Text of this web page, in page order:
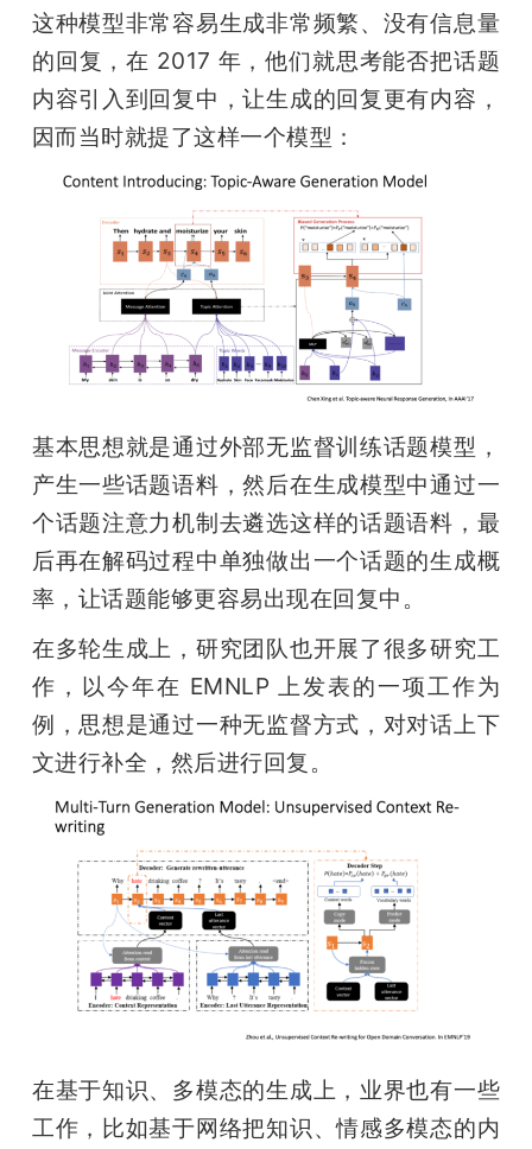
这种模型非常容易生成非常频繁、没有信息量
的回复，在 2017 年，他们就思考能否把话题
内容引入到回复中，让生成的回复更有内容，
因而当时就提了这样一个模型：
基本思想就是通过外部无监督训练话题模型，
产生一些话题语料，然后在生成模型中通过一
个话题注意力机制去遴选这样的话题语料，最
后再在解码过程中单独做出一个话题的生成概
率，让话题能够更容易出现在回复中。
在多轮生成上，研究团队也开展了很多研究工
作，以今年在 EMNLP 上发表的一项工作为
例，思想是通过一种无监督方式，对对话上下
文进行补全，然后进行回复。
在基于知识、多模态的生成上，业界也有一些
工作，比如基于网络把知识、情感多模态的内